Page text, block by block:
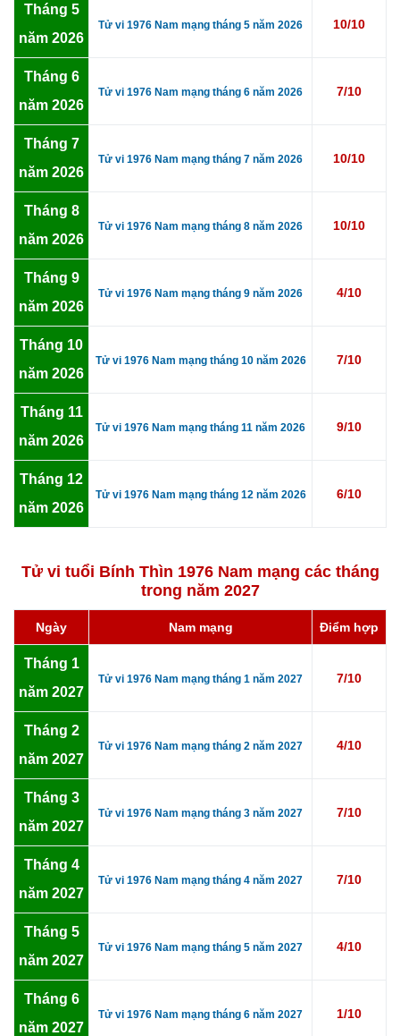
Tháng 5
năm 2026
Tử vi 1976 Nam mạng tháng 5 năm 2026 10/10
Tháng 6
năm 2026
Tử vi 1976 Nam mạng tháng 6 năm 2026 7/10
Tháng 7
năm 2026
Tử vi 1976 Nam mạng tháng 7 năm 2026 10/10
Tháng 8
năm 2026
Tử vi 1976 Nam mạng tháng 8 năm 2026 10/10
Tháng 9
năm 2026
Tử vi 1976 Nam mạng tháng 9 năm 2026 4/10
Tháng 10
năm 2026
Tử vi 1976 Nam mạng tháng 10 năm 2026 7/10
Tháng 11
năm 2026
Tử vi 1976 Nam mạng tháng 11 năm 2026 9/10
Tháng 12
năm 2026
Tử vi 1976 Nam mạng tháng 12 năm 2026 6/10
Tử vi tuổi Bính Thìn 1976 Nam mạng các tháng
trong năm 2027
Ngày Nam mạng Điểm hợp
Tháng 1
năm 2027
Tử vi 1976 Nam mạng tháng 1 năm 2027 7/10
Tháng 2
năm 2027
Tử vi 1976 Nam mạng tháng 2 năm 2027 4/10
Tháng 3
năm 2027
Tử vi 1976 Nam mạng tháng 3 năm 2027 7/10
Tháng 4
năm 2027
Tử vi 1976 Nam mạng tháng 4 năm 2027 7/10
Tháng 5
năm 2027
Tử vi 1976 Nam mạng tháng 5 năm 2027 4/10
Tháng 6
năm 2027
Tử vi 1976 Nam mạng tháng 6 năm 2027 1/10